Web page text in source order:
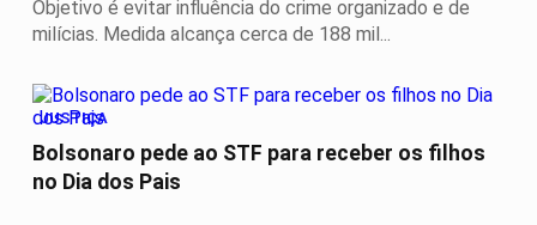
Objetivo é evitar influência do crime organizado e de
milícias. Medida alcança cerca de 188 mil...
JUSTIÇA
Bolsonaro pede ao STF para receber os filhos
no Dia dos Pais